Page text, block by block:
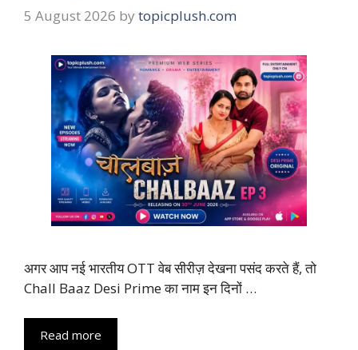
5 August 2026 by topicplush.com
अगर आप नई भारतीय OTT वेब सीरीज़ देखना पसंद करते हैं, तो
Chall Baaz Desi Prime का नाम इन दिनों …
Read more